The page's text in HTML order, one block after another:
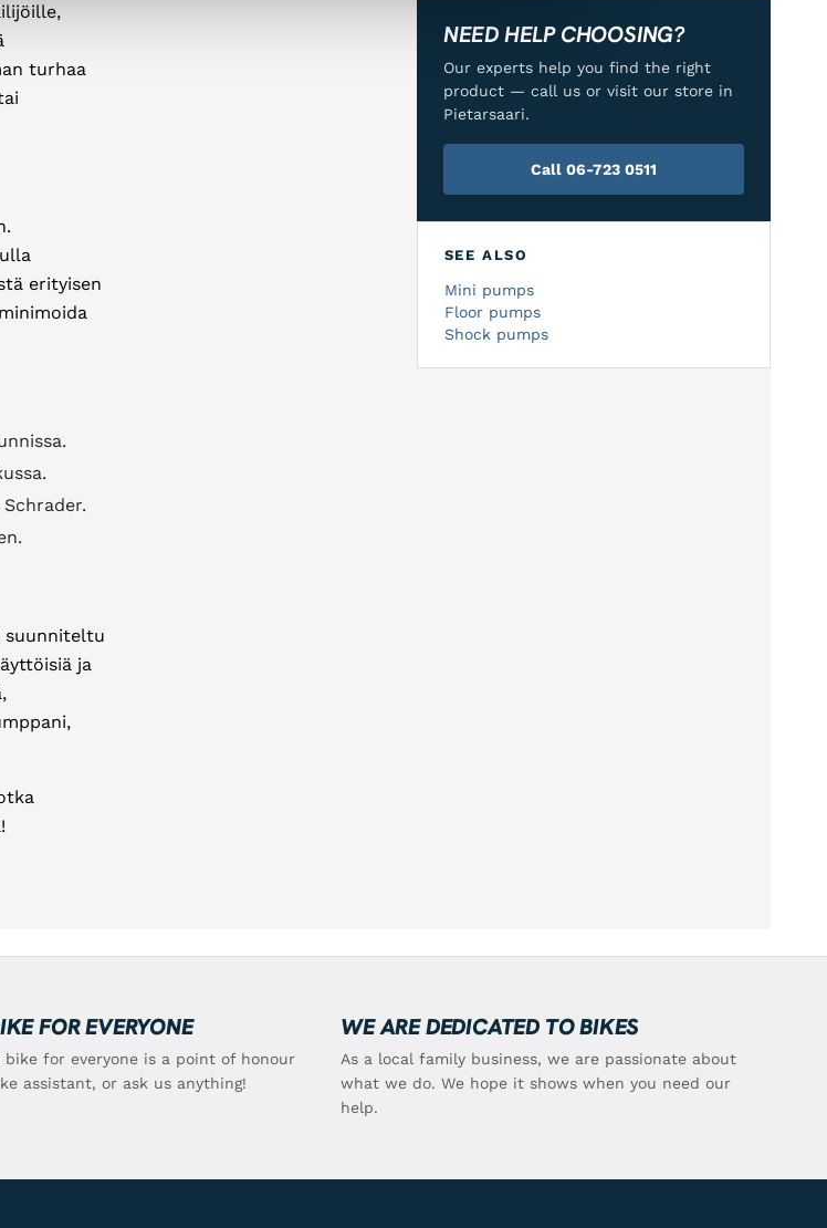
turhaa
erityisen
suunniteltu
ja
NEED HELP CHOOSING?
Our experts help you find the right
product — call us or visit our store in
Pietarsaari.
Call 06-723 0511
SEE ALSO
Mini pumps
Floor pumps
Shock pumps
FOR EVERYONE
for everyone is a point of honour
assistant, or ask us anything!
WE ARE DEDICATED TO BIKES
As a local family business, we are passionate about
what we do. We hope it shows when you need our
help.